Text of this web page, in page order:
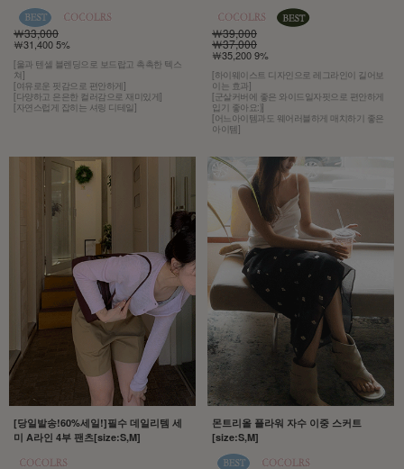
￦33,000
￦31,400 5%
[울과 텐셀 블렌딩으로 보드랍고 촉촉한 텍스
쳐]
[여유로운 핏감으로 편안하게]
[다양하고 은은한 컬러감으로 재미있게]
[자연스럽게 잡히는 셔링 디테일]
￦39,000
￦37,000
￦35,200 9%
[하이웨이스트 디자인으로 레그라인이 길어보
이는 효과]
[군살커버에 좋은 와이드일자핏으로 편안하게
입기 좋아요:)]
[어느아이템과도 웨어러블하게 매치하기 좋은
아이템]
[당일발송!60%세일!]필수 데일리템 세
미 A라인 4부 팬츠[size:S,M]
몬트리올 플라워 자수 이중 스커트
[size:S,M]